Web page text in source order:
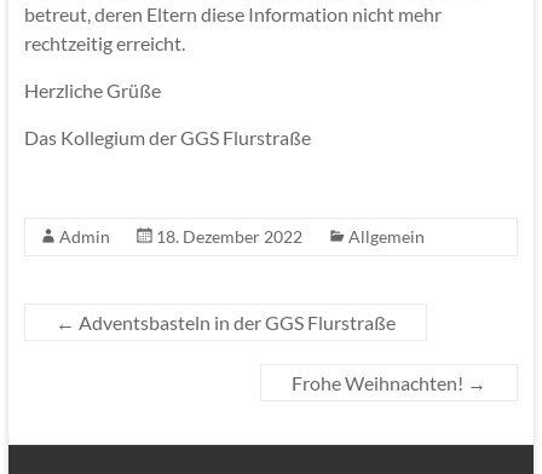
betreut, deren Eltern diese Information nicht mehr
rechtzeitig erreicht.
Herzliche Grüße
Das Kollegium der GGS Flurstraße
Admin 18. Dezember 2022 Allgemein
← Adventsbasteln in der GGS Flurstraße
Frohe Weihnachten! →